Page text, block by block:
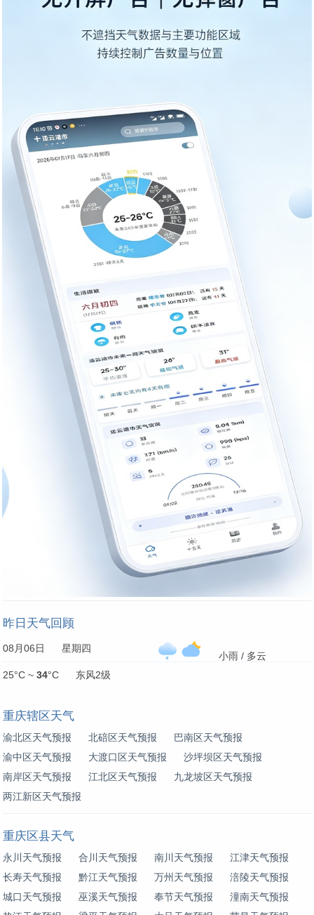
昨日天气回顾
08月06日 星期四
小雨 / 多云
25°C ~ 34°C 东风2级
重庆辖区天气
渝北区天气预报 北碚区天气预报
巴南区天气预报
渝中区天气预报
大渡口区天气预报
沙坪坝区天气预报
南岸区天气预报
江北区天气预报
九龙坡区天气预报
两江新区天气预报
重庆区县天气
永川天气预报 合川天气预报 南川天气预报
江津天气预报
长寿天气预报
黔江天气预报 万州天气预报
涪陵天气预报
城口天气预报
巫溪天气预报 奉节天气预报
潼南天气预报